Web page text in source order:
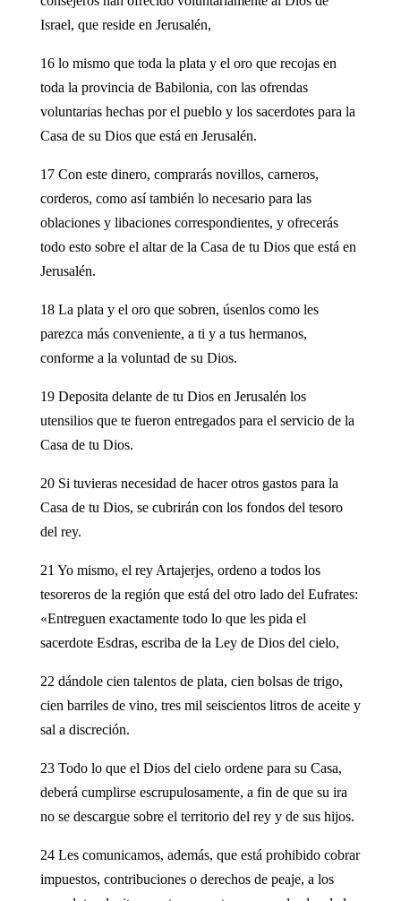
Israel, que reside en Jerusalén,
16 lo mismo que toda la plata y el oro que recojas en
toda la provincia de Babilonia, con las ofrendas
voluntarias hechas por el pueblo y los sacerdotes para la
Casa de su Dios que está en Jerusalén.
17 Con este dinero, comprarás novillos, carneros,
corderos, como así también lo necesario para las
oblaciones y libaciones correspondientes, y ofrecerás
todo esto sobre el altar de la Casa de tu Dios que está en
Jerusalén.
18 La plata y el oro que sobren, úsenlos como les
parezca más conveniente, a ti y a tus hermanos,
conforme a la voluntad de su Dios.
19 Deposita delante de tu Dios en Jerusalén los
utensilios que te fueron entregados para el servicio de la
Casa de tu Dios.
20 Si tuvieras necesidad de hacer otros gastos para la
Casa de tu Dios, se cubrirán con los fondos del tesoro
del rey.
21 Yo mismo, el rey Artajerjes, ordeno a todos los
tesoreros de la región que está del otro lado del Eufrates:
«Entreguen exactamente todo lo que les pida el
sacerdote Esdras, escriba de la Ley de Dios del cielo,
22 dándole cien talentos de plata, cien bolsas de trigo,
cien barriles de vino, tres mil seiscientos litros de aceite y
sal a discreción.
23 Todo lo que el Dios del cielo ordene para su Casa,
deberá cumplirse escrupulosamente, a fin de que su ira
no se descargue sobre el territorio del rey y de sus hijos.
24 Les comunicamos, además, que está prohibido cobrar
impuestos, contribuciones o derechos de peaje, a los